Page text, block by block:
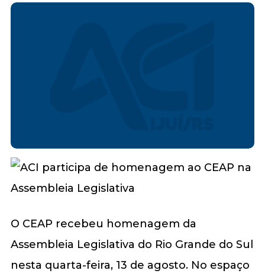
O CEAP recebeu homenagem da
Assembleia Legislativa do Rio Grande do Sul
nesta quarta-feira, 13 de agosto. No espaço